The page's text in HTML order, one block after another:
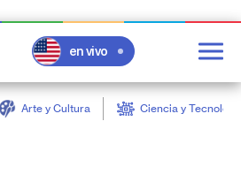
en vivo
Arte y Cultura Ciencia y